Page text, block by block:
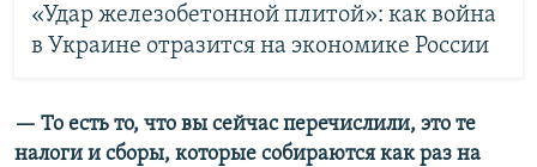
«Удар железобетонной плитой»: как война
в Украине отразится на экономике России
— То есть то, что вы сейчас перечислили, это те
налоги и сборы, которые собираются как раз на